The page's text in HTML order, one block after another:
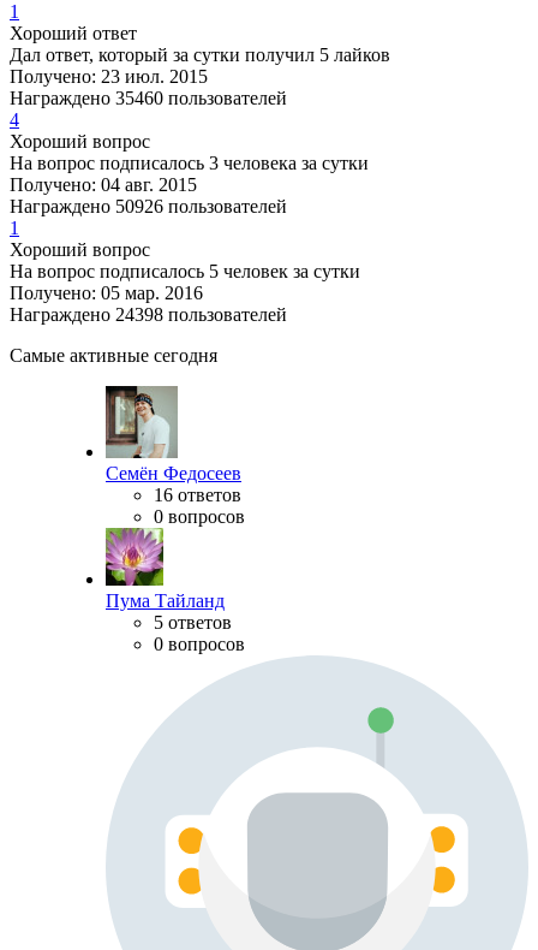
1
Хороший ответ
Дал ответ, который за сутки получил 5 лайков
Получено: 23 июл. 2015
Награждено 35460 пользователей
4
Хороший вопрос
На вопрос подписалось 3 человека за сутки
Получено: 04 авг. 2015
Награждено 50926 пользователей
1
Хороший вопрос
На вопрос подписалось 5 человек за сутки
Получено: 05 мар. 2016
Награждено 24398 пользователей
Самые активные сегодня
Семён Федосеев
16 ответов
0 вопросов
Пума Тайланд
5 ответов
0 вопросов